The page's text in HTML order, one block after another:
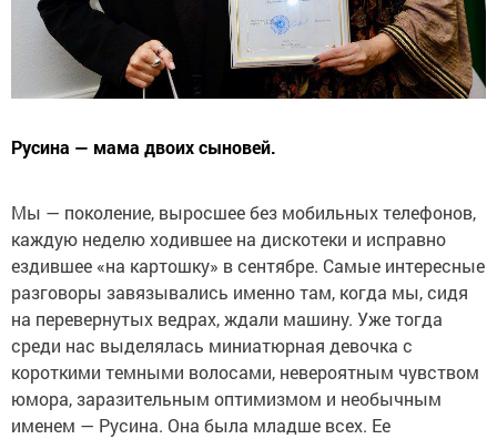
Русина — мама двоих сыновей.
Мы — поколение, выросшее без мобильных телефонов,
каждую неделю ходившее на дискотеки и исправно
ездившее «на картошку» в сентябре. Самые интересные
разговоры завязывались именно там, когда мы, сидя
на перевернутых ведрах, ждали машину. Уже тогда
среди нас выделялась миниатюрная девочка с
короткими темными волосами, невероятным чувством
юмора, заразительным оптимизмом и необычным
именем — Русина. Она была младше всех. Ее